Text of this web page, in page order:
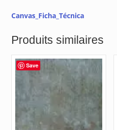
Canvas_Ficha_Técnica
Produits similaires
Save